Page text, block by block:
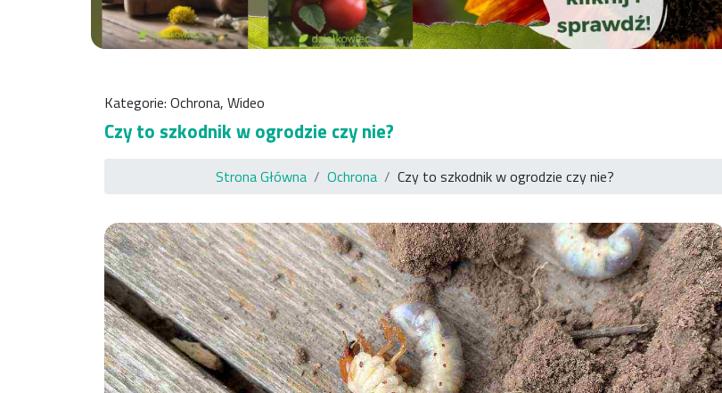
Kategorie: Ochrona, Wideo
Czy to szkodnik w ogrodzie czy nie?
Strona Główna Ochrona Czy to szkodnik w ogrodzie czy nie?